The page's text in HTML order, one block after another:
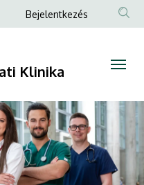
Anonim
menüje
Bejelentkezés
Klinika